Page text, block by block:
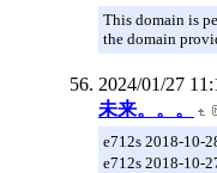
This domain is
the domain
2024/01/27
未来。。。
e712s 2018-10-
e712s 2018-10-